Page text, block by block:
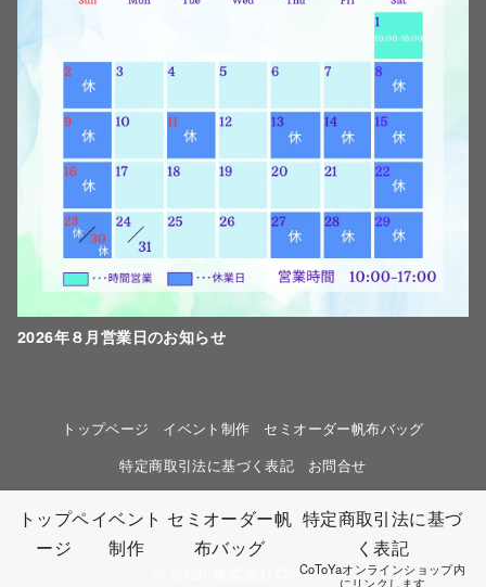
2026年８月営業日のお知らせ
トップページ イベント制作
セミオーダー帆布バッグ
特定商取引法に基づく表記
お問合せ
株式会社CoToYa
トップペ
ージ
イベント
制作
セミオーダー帆
布バッグ
特定商取引法に基づ
く表記
CoToYaオンラインショップ内
にリンクします